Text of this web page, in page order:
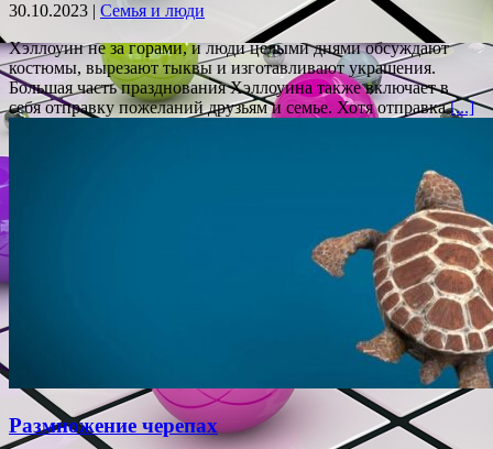
30.10.2023 | Семья и люди
Хэллоуин не за горами, и люди целыми днями обсуждают
костюмы, вырезают тыквы и изготавливают украшения.
Большая часть празднования Хэллоуина также включает в
себя отправку пожеланий друзьям и семье. Хотя отправка[...]
Размножение черепах